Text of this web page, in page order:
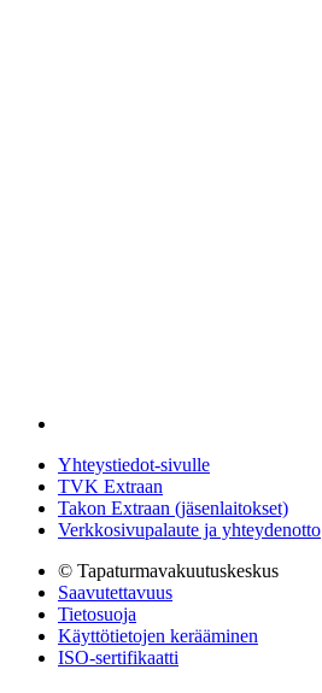
Yhteystiedot-sivulle
TVK Extraan
Takon Extraan (jäsenlaitokset)
Verkkosivupalaute ja yhteydenotto
© Tapaturmavakuutuskeskus
Saavutettavuus
Tietosuoja
Käyttötietojen kerääminen
ISO-sertifikaatti